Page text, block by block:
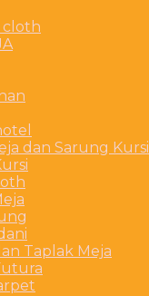
cloth
dan Sarung Kursi
Taplak Meja